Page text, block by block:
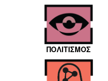
ΠΟΛΙΤΙΣΜΟΣ